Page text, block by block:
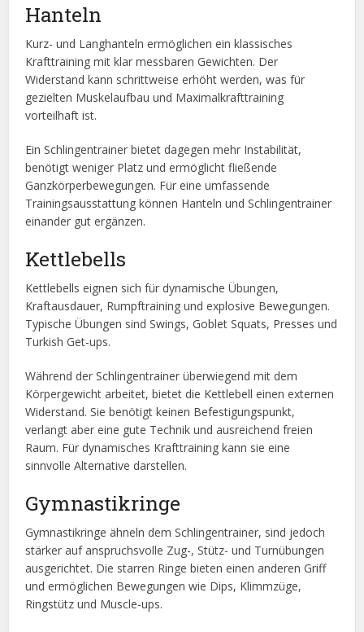
Hanteln
Kurz- und Langhanteln ermöglichen ein klassisches
Krafttraining mit klar messbaren Gewichten. Der
Widerstand kann schrittweise erhöht werden, was für
gezielten Muskelaufbau und Maximalkrafttraining
vorteilhaft ist.
Ein Schlingentrainer bietet dagegen mehr Instabilität,
benötigt weniger Platz und ermöglicht fließende
Ganzkörperbewegungen. Für eine umfassende
Trainingsausstattung können Hanteln und Schlingentrainer
einander gut ergänzen.
Kettlebells
Kettlebells eignen sich für dynamische Übungen,
Kraftausdauer, Rumpftraining und explosive Bewegungen.
Typische Übungen sind Swings, Goblet Squats, Presses und
Turkish Get-ups.
Während der Schlingentrainer überwiegend mit dem
Körpergewicht arbeitet, bietet die Kettlebell einen externen
Widerstand. Sie benötigt keinen Befestigungspunkt,
verlangt aber eine gute Technik und ausreichend freien
Raum. Für dynamisches Krafttraining kann sie eine
sinnvolle Alternative darstellen.
Gymnastikringe
Gymnastikringe ähneln dem Schlingentrainer, sind jedoch
stärker auf anspruchsvolle Zug-, Stütz- und Turnübungen
ausgerichtet. Die starren Ringe bieten einen anderen Griff
und ermöglichen Bewegungen wie Dips, Klimmzüge,
Ringstütz und Muscle-ups.